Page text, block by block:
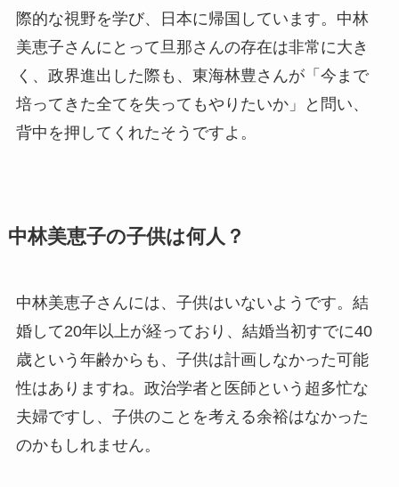
際的な視野を学び、日本に帰国しています。中林
美恵子さんにとって旦那さんの存在は非常に大き
く、政界進出した際も、東海林豊さんが「今まで
培ってきた全てを失ってもやりたいか」と問い、
背中を押してくれたそうですよ。
中林美恵子の子供は何人？
中林美恵子さんには、子供はいないようです。結
婚して20年以上が経っており、結婚当初すでに40
歳という年齢からも、子供は計画しなかった可能
性はありますね。政治学者と医師という超多忙な
夫婦ですし、子供のことを考える余裕はなかった
のかもしれません。